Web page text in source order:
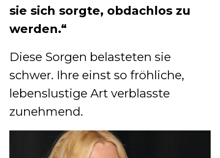
sie sich sorgte, obdachlos zu
werden.“
Diese Sorgen belasteten sie
schwer. Ihre einst so fröhliche,
lebenslustige Art verblasste
zunehmend.